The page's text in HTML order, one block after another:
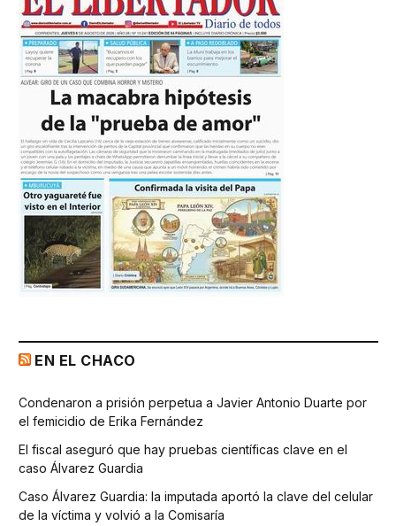
EN EL CHACO
Condenaron a prisión perpetua a Javier Antonio Duarte por
el femicidio de Erika Fernández
El fiscal aseguró que hay pruebas científicas clave en el
caso Álvarez Guardia
Caso Álvarez Guardia: la imputada aportó la clave del celular
de la víctima y volvió a la Comisaría